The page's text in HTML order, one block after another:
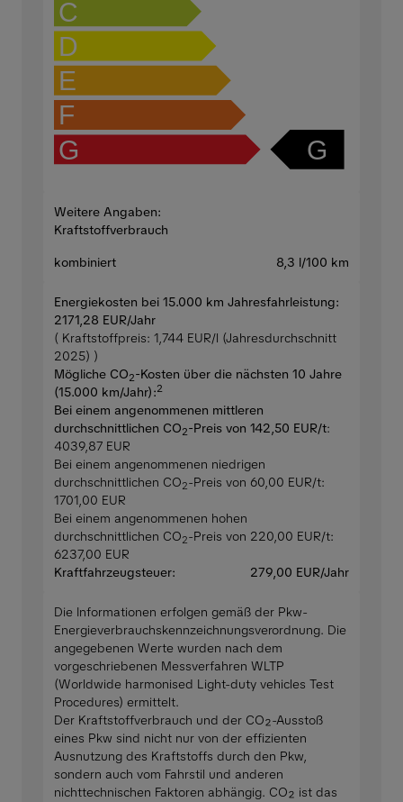
C
D
E
F
G G
Weitere Angaben:
Kraftstoffverbrauch
kombiniert
8,3 l/100 km
Energiekosten bei 15.000 km Jahresfahrleistung:
2171,28 EUR/Jahr
( Kraftstoffpreis: 1,744 EUR/l (Jahresdurchschnitt
2025) )
Mögliche CO2-Kosten über die nächsten 10 Jahre
(15.000 km/Jahr):2
Bei einem angenommenen mittleren
durchschnittlichen CO2-Preis von 142,50 EUR/t:
4039,87 EUR
Bei einem angenommenen niedrigen
durchschnittlichen CO2-Preis von 60,00 EUR/t:
1701,00 EUR
Bei einem angenommenen hohen
durchschnittlichen CO2-Preis von 220,00 EUR/t:
6237,00 EUR
Kraftfahrzeugsteuer:
279,00 EUR/Jahr
Die Informationen erfolgen gemäß der Pkw-
Energieverbrauchskennzeichnungsverordnung. Die
angegebenen Werte wurden nach dem
vorgeschriebenen Messverfahren WLTP
(Worldwide harmonised Light-duty vehicles Test
Procedures) ermittelt.
Der Kraftstoffverbrauch und der CO₂-Ausstoß
eines Pkw sind nicht nur von der effizienten
Ausnutzung des Kraftstoffs durch den Pkw,
sondern auch vom Fahrstil und anderen
nichttechnischen Faktoren abhängig. CO₂ ist das